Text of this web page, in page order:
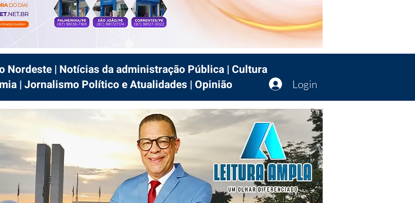
Login
Nordeste | Notícias da administração Pública | Cultura
| Jornalismo Político e Atualidades | Opinião